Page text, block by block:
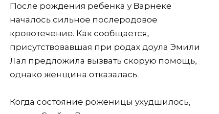
После рождения ребенка у Варнеке
началось сильное послеродовое
кровотечение. Как сообщается,
присутствовавшая при родах доула Эмили
Лал предложила вызвать скорую помощь,
однако женщина отказалась.
Когда состояние роженицы ухудшилось,